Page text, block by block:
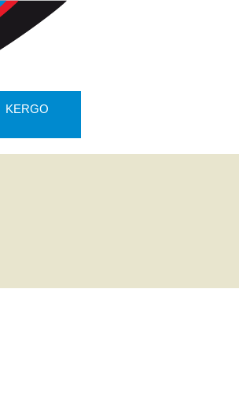
KERGO